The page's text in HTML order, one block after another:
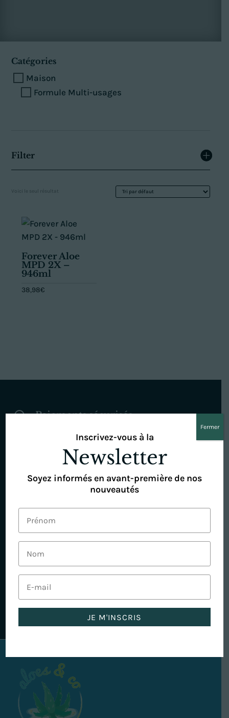
Catégories
Maison
Formule Multi-usages
Filter
Voici le seul résultat
Forever Aloe
MPD 2X –
946ml
38,98€
~ Paiements sécurisés
sécurisée Stripe.
Livraison via Chronopost
Expédition sous 48 à 72h après validation de
votre commande.
 La garantie Forever™
 Votre santé avant tout
Nous vous offrons le meilleur des produits
Forever™.
Inscrivez-vous à la
Newsletter
Soyez informés en avant-première de nos
nouveautés
JE M'INSCRIS
Fermer